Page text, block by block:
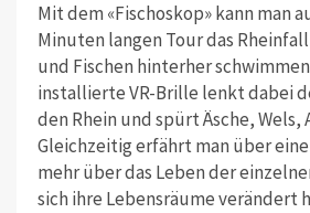
Mit dem «Fischoskop» kann man
Minuten langen Tour das
und Fischen hinterher
installierte VR-Brille lenkt dabei
den Rhein und spürt Äsche, Wels,
Gleichzeitig erfährt man über
mehr über das Leben der
sich ihre Lebensräume verändert